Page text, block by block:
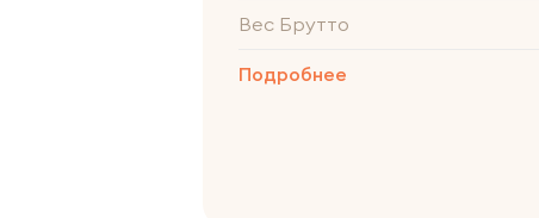
Вес Брутто
Подробнее